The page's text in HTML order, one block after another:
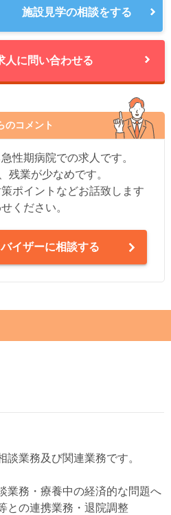
施設見学の相談をする
人に問い合わせる
のコメント
性期病院での求人です。
残業が少なめです。
ポイントなどお話致します
ください。
イザーに相談する
談業務及び関連業務です。
業務・療養中の経済的な問題へ
との連携業務・退院調整